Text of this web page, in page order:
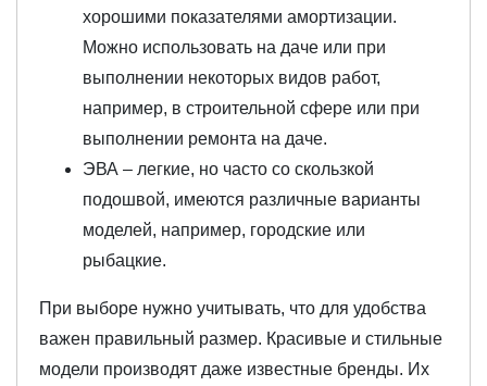
хорошими показателями амортизации.
Можно использовать на даче или при
выполнении некоторых видов работ,
например, в строительной сфере или при
выполнении ремонта на даче.
ЭВА – легкие, но часто со скользкой
подошвой, имеются различные варианты
моделей, например, городские или
рыбацкие.
При выборе нужно учитывать, что для удобства
важен правильный размер. Красивые и стильные
модели производят даже известные бренды. Их